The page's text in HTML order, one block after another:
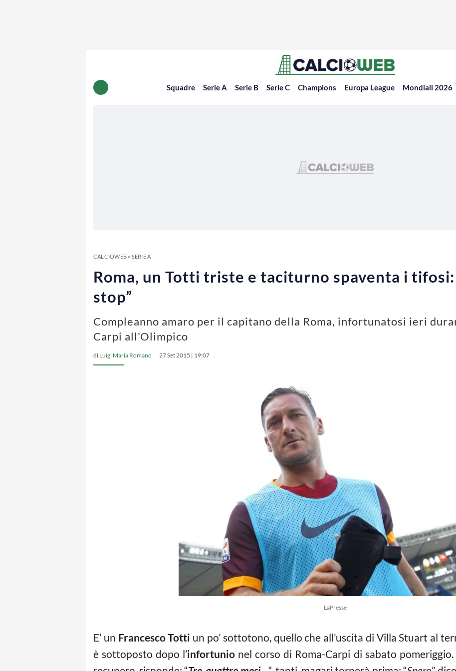
Squadre Serie A Serie B Serie C Champions Europa League Mondiali 2026
CALCIOWEB» SERIE A
Roma, un Totti triste e taciturno spaventa i tifosi:
stop”
Compleanno amaro per il capitano della Roma, infortunatosi ieri
Carpi all'Olimpico
di Luigi Maria Romano 27 Set 2015 | 19:07
LaPresse
E’ un Francesco Totti un po’ sottotono, quello che all’uscita di Villa Stuart al
è sottoposto dopo l’infortunio nel corso di Roma-Carpi di sabato